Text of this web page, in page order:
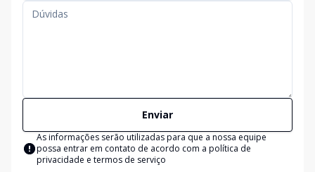
Enviar
As informações serão utilizadas para que a nossa equipe
possa entrar em contato de acordo com a política de
privacidade e termos de serviço